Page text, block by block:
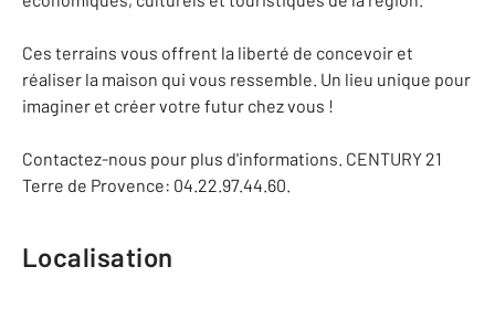
Ces terrains vous offrent la liberté de concevoir et
réaliser la maison qui vous ressemble. Un lieu unique pour
imaginer et créer votre futur chez vous !
Contactez-nous pour plus d'informations. CENTURY 21
Terre de Provence: 04.22.97.44.60.
Localisation